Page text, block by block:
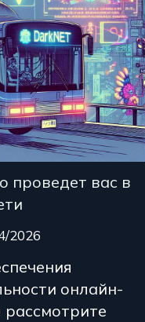
проведет вас в
2026
онлайн-
рассмотрите